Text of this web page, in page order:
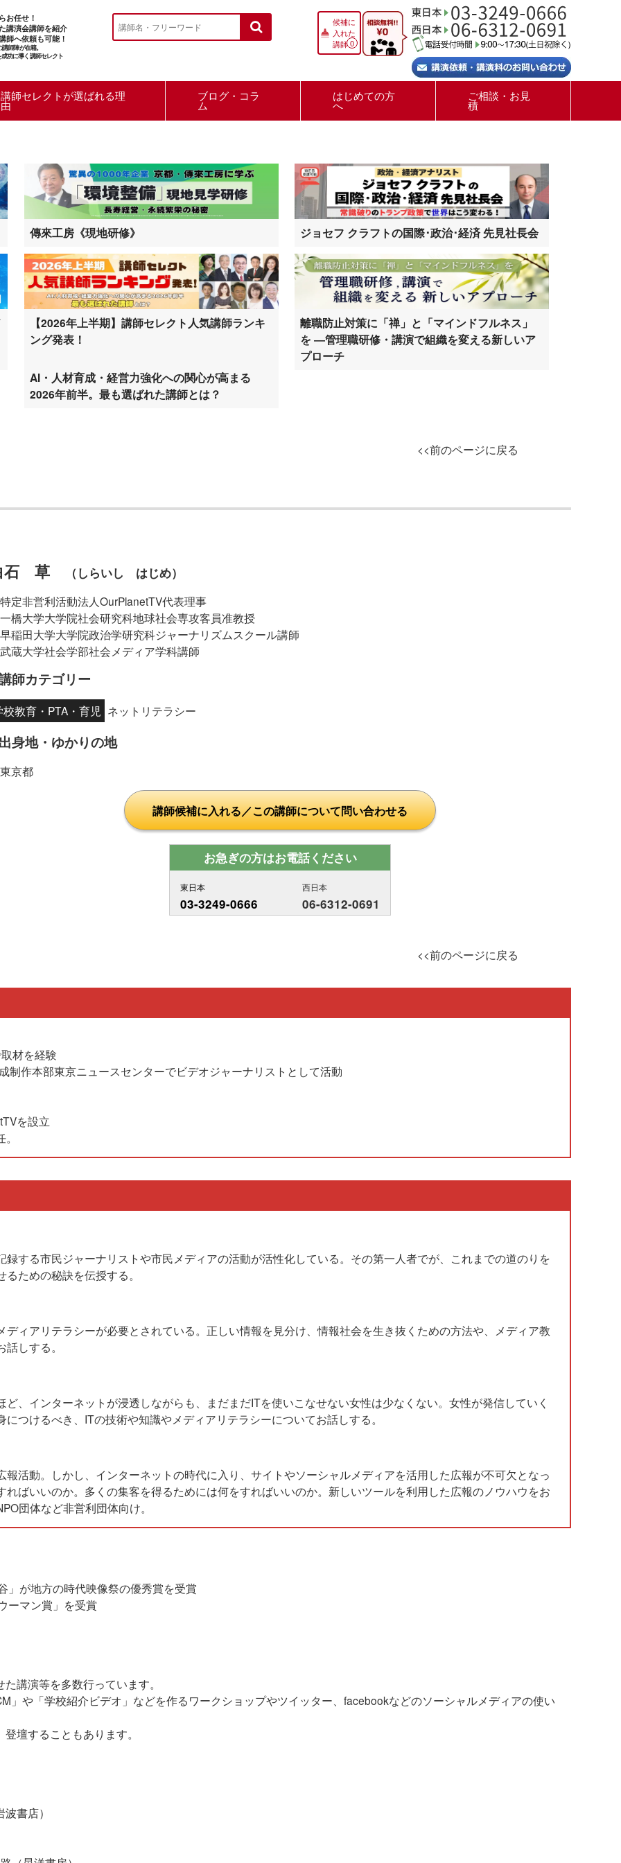
お任せ！
講演会講師を紹介
師へ依頼も可能！
師陣が在籍。
功に導く講師セレクト
候補に
入れた
講師0
講師セレクトが選ばれる理
由
ブログ・コラ
ム
はじめての方
へ
ご相談・お見
積
傳來工房《現地研修》 ジョセフ クラフトの国際･政治･経済 先見社長会
【2026年上半期】講師セレクト人気講師ランキ
ング発表！
AI・人材育成・経営力強化への関心が高まる
2026年前半。最も選ばれた講師とは？
離職防止対策に「禅」と「マインドフルネス」
を ―管理職研修・講演で組織を変える新しいア
プローチ
<<前のページに戻る
石 草 （しらいし はじめ）
特定非営利活動法人OurPlanetTV代表理事
一橋大学大学院社会研究科地球社会専攻客員准教授
早稲田大学大学院政治学研究科ジャーナリズムスクール講師
武蔵大学社会学部社会メディア学科講師
師カテゴリー
校教育・PTA・育児 ネットリテラシー
身地・ゆかりの地
東京都
講師候補に入れる／この講師について問い合わせる
お急ぎの方はお電話ください
東日本
03-3249-0666
西日本
06-6312-0691
<<前のページに戻る
材を経験
作本部東京ニュースセンターでビデオジャーナリストとして活動
を設立
する市民ジャーナリストや市民メディアの活動が活性化している。その第一人者でが、これまでの道のりを
ための秘訣を伝授する。
ィアリテラシーが必要とされている。正しい情報を見分け、情報社会を生き抜くための方法や、メディア教
しする。
、インターネットが浸透しながらも、まだまだITを使いこなせない女性は少なくない。女性が発信していく
つけるべき、ITの技術や知識やメディアリテラシーについてお話しする。
活動。しかし、インターネットの時代に入り、サイトやソーシャルメディアを活用した広報が不可欠となっ
ばいいのか。多くの集客を得るためには何をすればいいのか。新しいツールを利用した広報のノウハウをお
団体など非営利団体向け。
」が地方の時代映像祭の優秀賞を受賞
ーマン賞」を受賞
講演等を多数行っています。
や「学校紹介ビデオ」などを作るワークショップやツイッター、facebookなどのソーシャルメディアの使い
壇することもあります。
書店）